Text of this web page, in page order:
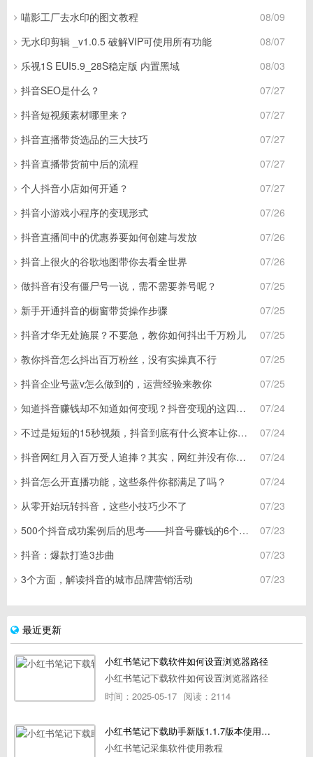
08/09
喵影工厂去水印的图文教程
08/07
无水印剪辑 _v1.0.5 破解VIP可使用所有功能
08/03
乐视1S EUI5.9_28S稳定版 内置黑域
07/27
抖音SEO是什么？
07/27
抖音短视频素材哪里来？
07/27
抖音直播带货选品的三大技巧
07/27
抖音直播带货前中后的流程
07/27
个人抖音小店如何开通？
07/26
抖音小游戏小程序的变现形式
07/26
抖音直播间中的优惠券要如何创建与发放
07/26
抖音上很火的谷歌地图带你去看全世界
07/25
做抖音有没有僵尸号一说，需不需要养号呢？
07/25
新手开通抖音的橱窗带货操作步骤
07/25
抖音才华无处施展？不要急，教你如何抖出千万粉儿
07/25
教你抖音怎么抖出百万粉丝，没有实操真不行
07/25
抖音企业号蓝v怎么做到的，运营经验来教你
07/24
知道抖音赚钱却不知道如何变现？抖音变现的这四个方式你可要记住了！
07/24
不过是短短的15秒视频，抖音到底有什么资本让你这么着迷？
07/24
抖音网红月入百万受人追捧？其实，网红并没有你想象的这么好
07/24
抖音怎么开直播功能，这些条件你都满足了吗？
07/23
从零开始玩转抖音，这些小技巧少不了
07/23
500个抖音成功案例后的思考——抖音号赚钱的6个步骤
07/23
抖音：爆款打造3步曲
07/23
3个方面，解读抖音的城市品牌营销活动
最近更新
小红书笔记下载软件如何设置浏览器路径
小红书笔记下载软件如何设置浏览器路径
时间：2025-05-17 阅读：2114
小红书笔记下载助手新版1.1.7版本使用教程
小红书笔记采集软件使用教程